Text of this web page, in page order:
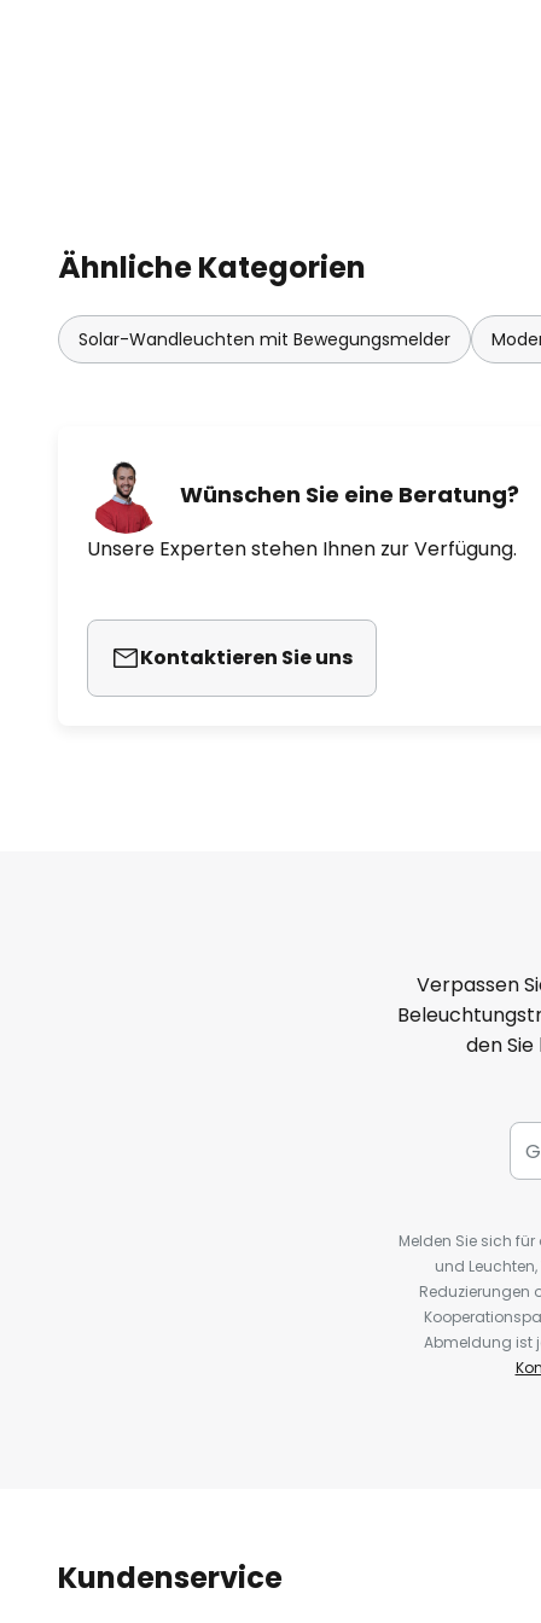
Ähnliche Kategorien
Solar-Wandleuchten mit Bewegungsmelder
Wünschen Sie eine Beratung?
Unsere Experten stehen Ihnen zur Verfügung.
Kontaktieren Sie uns
Verpassen
den
Melden Sie sich
und
Reduzierungen
Abmeldung ist
Kundenservice